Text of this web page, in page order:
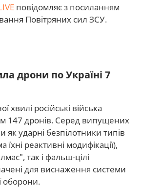
повідомляє з посиланням
Повітряних сил ЗСУ.
дрони по Україні 7
хвилі російські війська
147 дронів. Серед випущених
як ударні безпілотники типів
їхні реактивні модифікації),
так і фальш-цілі
для виснаження системи
оборони.